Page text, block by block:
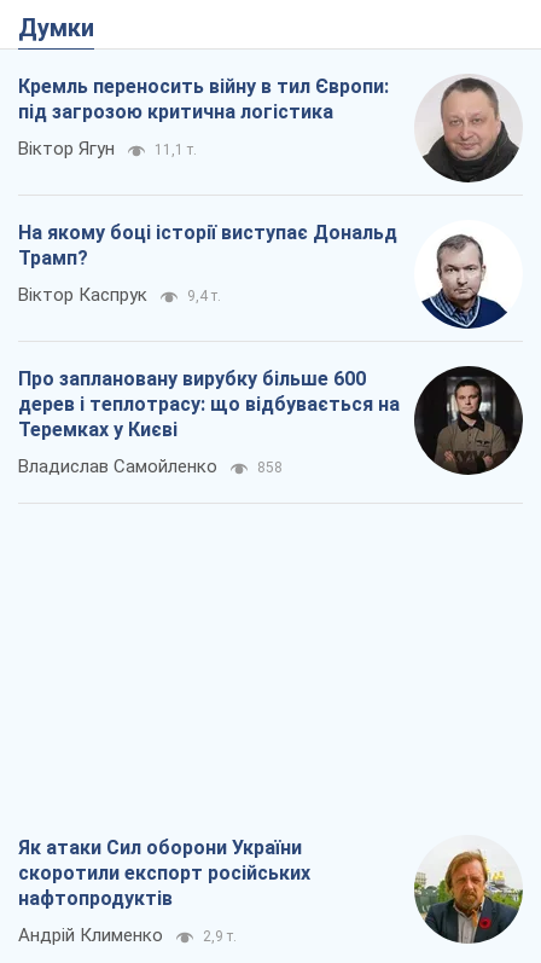
Думки
Кремль переносить війну в тил Європи:
під загрозою критична логістика
Віктор Ягун 11,1 т.
На якому боці історії виступає Дональд
Трамп?
Віктор Каспрук 9,4 т.
Про заплановану вирубку більше 600
дерев і теплотрасу: що відбувається на
Теремках у Києві
Владислав Самойленко 858
Як атаки Сил оборони України
скоротили експорт російських
нафтопродуктів
Андрій Клименко 2,9 т.